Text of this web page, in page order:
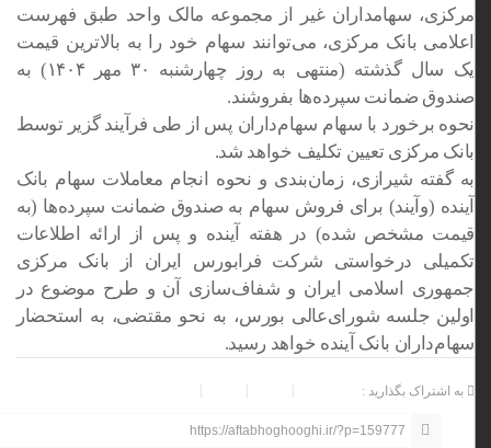
مرکزی، سهامداران غیر از مجموعه مالک واحد طبق فهرست
اعلامی بانک مرکزی، می‌توانند سهام خود را به بالاترین قیمت
یک سال گذشته (منتهی به روز چهارشنبه ۳۰ مهر ۱۴۰۴) به
صندوق ضمانت سپرده‌ها بفروشند.
نحوه برخورد با سهام سهام‌داران پس از طی فرآیند گزیر توسط
بانک مرکزی تعیین تکلیف خواهد شد.
به گفته شیرازی، زمان‌بندی و نحوه انجام معاملات سهام بانک
آینده (وآیند) برای فروش سهام به صندوق ضمانت سپرده‌ها (به
قیمت مشخص شده) در هفته آینده و پس از ارائه اطلاعات
تکمیلی درخواستی شرکت فرابورس ایران از بانک مرکزی
جمهوری اسلامی ایران و شفاف‌سازی آن و طرح موضوع در
اولین جلسه شورای‌عالی بورس، به نحو مقتضی، به استحضار
سهام‌داران بانک آینده خواهد رسید.
به اشتراک بگذارید :
https://aftabhoghooghi.ir/?p=159777